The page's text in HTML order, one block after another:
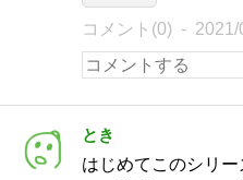
コメント(0) 2021/
とき
はじめてこのシリ